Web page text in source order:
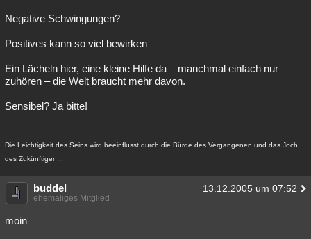
Negative Schwingungen?
Positives kann so viel bewirken –
Ein Lächeln hier, eine kleine Hilfe da – manchmal einfach nur
zuhören – die Welt braucht mehr davon.
Sensibel? Ja bitte!
Die Leichtigkeit des Seins wird beeinflusst durch die Bürde des Vergangenen und das Joch
des Zukünftigen...
buddel 13.12.2005 um 07:52
ehemaliges Mitglied
moin